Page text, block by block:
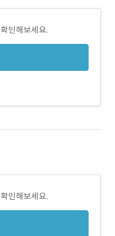
인해보세요.
인해보세요.